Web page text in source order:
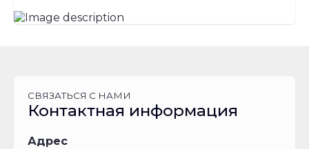
СВЯЗАТЬСЯ С НАМИ
Контактная информация
Адрес